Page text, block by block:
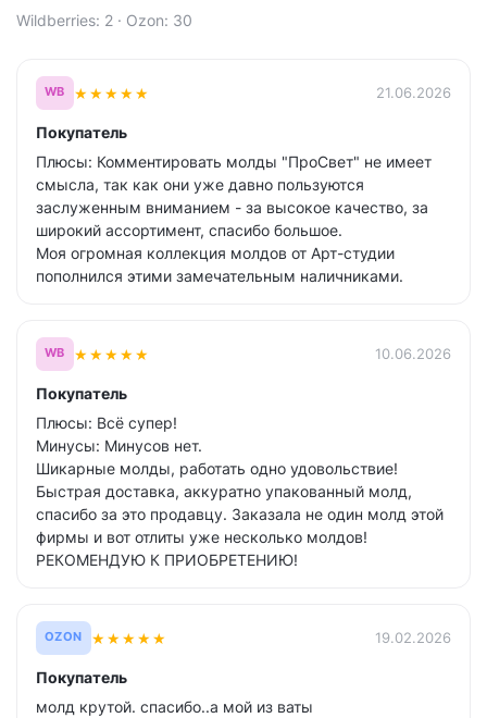
Wildberries: 2 · Ozon: 30
WB ★★★★★ 21.06.2026
Покупатель
Плюсы: Комментировать молды "ПроСвет" не имеет
смысла, так как они уже давно пользуются
заслуженным вниманием - за высокое качество, за
широкий ассортимент, спасибо большое.
Моя огромная коллекция молдов от Арт-студии
пополнился этими замечательным наличниками.
WB ★★★★★ 10.06.2026
Покупатель
Плюсы: Всё супер!
Минусы: Минусов нет.
Шикарные молды, работать одно удовольствие!
Быстрая доставка, аккуратно упакованный молд,
спасибо за это продавцу. Заказала не один молд этой
фирмы и вот отлиты уже несколько молдов!
РЕКОМЕНДУЮ К ПРИОБРЕТЕНИЮ!
OZON ★★★★★ 19.02.2026
Покупатель
молд крутой. спасибо..а мой из ваты